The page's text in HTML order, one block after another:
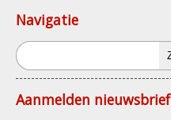
Navigatie
Zoeken
Aanmelden nieuwsbrief